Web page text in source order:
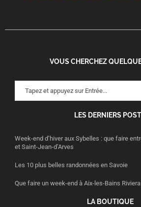
VOUS CHERCHEZ
LES DERNIERS
Week-end d’hiver aux Sybelles : que faire
et Saint-Jean-d’Arves
Les 10 plus belles randonnées en Savoie
Que faire un week-end à Aix-les-Bains
LA BOUTIQUE